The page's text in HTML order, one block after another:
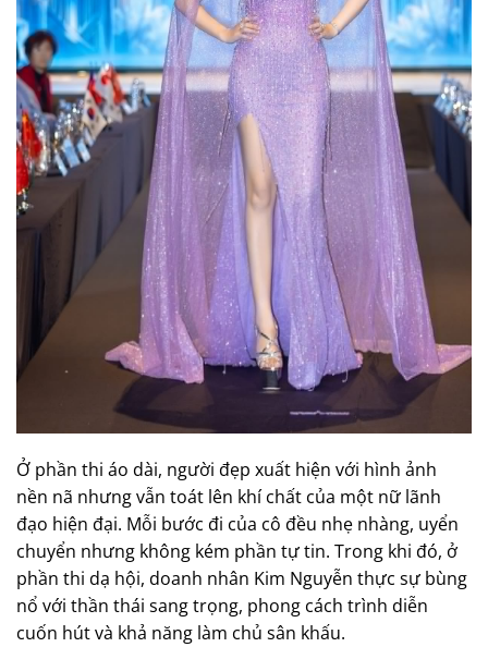
Ở phần thi áo dài, người đẹp xuất hiện với hình ảnh
nền nã nhưng vẫn toát lên khí chất của một nữ lãnh
đạo hiện đại. Mỗi bước đi của cô đều nhẹ nhàng, uyển
chuyển nhưng không kém phần tự tin. Trong khi đó, ở
phần thi dạ hội, doanh nhân Kim Nguyễn thực sự bùng
nổ với thần thái sang trọng, phong cách trình diễn
cuốn hút và khả năng làm chủ sân khấu.